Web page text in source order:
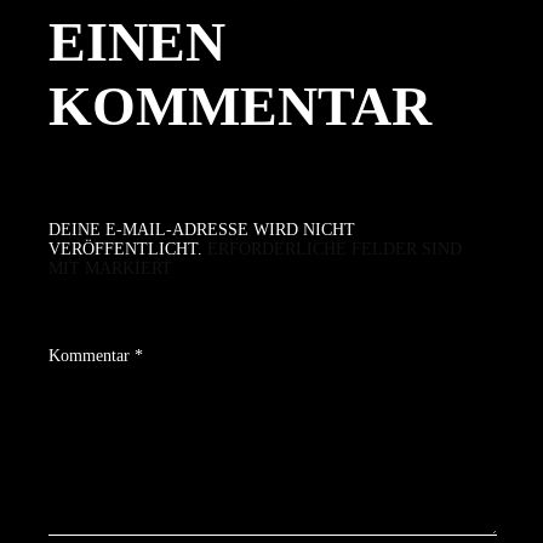
EINEN
KOMMENTAR
DEINE E-MAIL-ADRESSE WIRD NICHT
VERÖFFENTLICHT.
Kommentar *